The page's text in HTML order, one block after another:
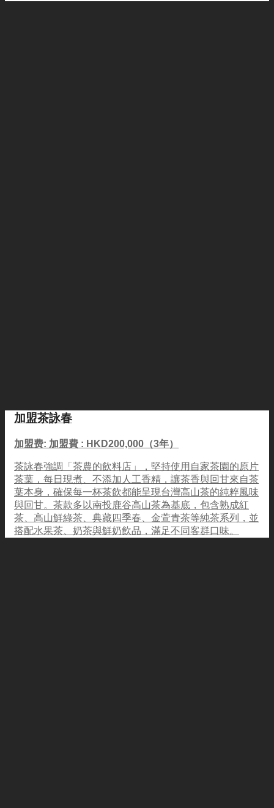
加盟茶詠春
加盟费: 加盟費 : HKD200,000（3年）
茶詠春強調「茶農的飲料店」，堅持使用自家茶園的原片
茶葉，每日現煮、不添加人工香精，讓茶香與回甘來自茶
葉本身，確保每一杯茶飲都能呈現台灣高山茶的純粹風味
與回甘。茶款多以南投鹿谷高山茶為基底，包含熟成紅
茶、高山鮮綠茶、典藏四季春、金萱青茶等純茶系列，並
搭配水果茶、奶茶與鮮奶飲品，滿足不同客群口味。